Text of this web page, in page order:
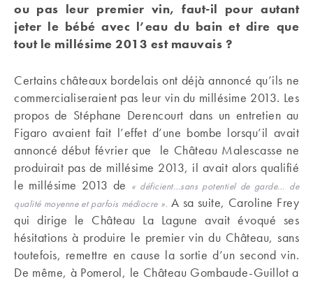
ou pas leur premier vin, faut-il pour autant
jeter le bébé avec l’eau du bain et dire que
tout le millésime 2013 est mauvais ?
Certains châteaux bordelais ont déjà annoncé qu’ils ne
commercialiseraient pas leur vin du millésime 2013. Les
propos de Stéphane Derencourt dans un entretien au
Figaro avaient fait l’effet d’une bombe lorsqu’il avait
annoncé début février que le Château Malescasse ne
produirait pas de millésime 2013, il avait alors qualifié
le millésime 2013 de « déficient…sans potentiel de garde… de
qualité moyenne et parfois médiocre ». A sa suite, Caroline Frey
qui dirige le Château La Lagune avait évoqué ses
hésitations à produire le premier vin du Château, sans
toutefois, remettre en cause la sortie d’un second vin.
De même, à Pomerol, le Château Gombaude-Guillot a